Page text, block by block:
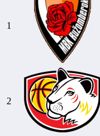
1
2